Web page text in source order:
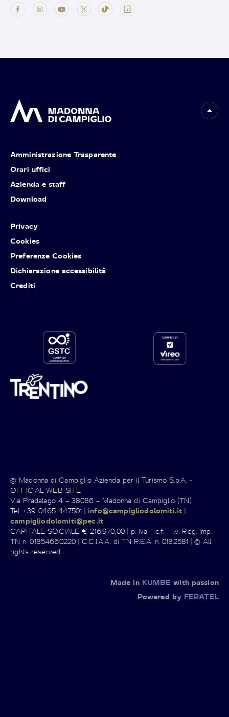
Amministrazione Trasparente
Orari uffici
Azienda e staff
Download
Privacy
Cookies
Preferenze Cookies
Dichiarazione accessibilità
Crediti
© Madonna di Campiglio Azienda per il Turismo S.p.A. -
OFFICIAL WEB SITE
Via Pradalago 4 – 38086 – Madonna di Campiglio (TN)
Tel +39 0465 447501 |info@campigliodolomiti.it|
campigliodolomiti@pec.it